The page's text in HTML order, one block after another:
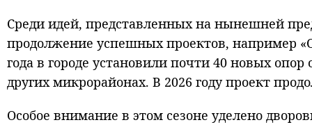
Среди идей, представленных на нынешней
продолжение успешных проектов, например
года в городе установили почти 40 новых
других микрорайонах. В 2026 году проект
Особое внимание в этом сезоне уделено